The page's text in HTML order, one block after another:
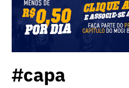
#capa